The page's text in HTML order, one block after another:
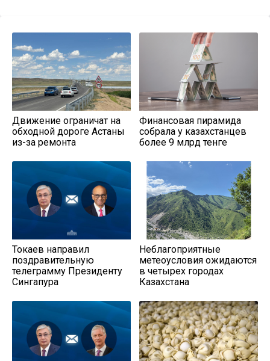
Движение ограничат на
обходной дороге Астаны
из-за ремонта
Финансовая пирамида
собрала у казахстанцев
более 9 млрд тенге
Токаев направил
поздравительную
телеграмму Президенту
Сингапура
Неблагоприятные
метеоусловия ожидаются
в четырех городах
Казахстана